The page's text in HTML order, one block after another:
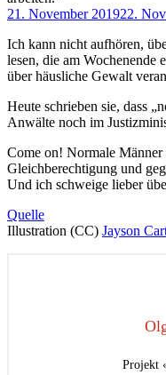
21. November 201922.
Ich kann nicht aufhören,
lesen, die am Wochenende
über häusliche Gewalt
Heute schrieben sie, dass
Anwälte noch im
Come on! Normale
Gleichberechtigung und
Und ich schweige lieber
Quelle
Illustration (СС) Jayson
Projekt